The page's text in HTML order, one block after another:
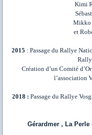
Kimi
Mikko
et
2015 : Passage du Rallye
Création d’un Comité
l’association
2018 : Passage du Rallye
Gérardmer , La Perle